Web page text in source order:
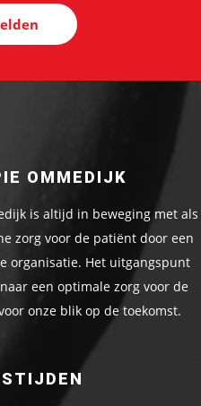
OMMEDIJK
is altijd in beweging met als
zorg voor de patiënt door een
organisatie. Het uitgangspunt
een optimale zorg voor de
onze blik op de toekomst.